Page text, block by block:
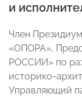
и
Член
«ОПОРА»,
РОССИИ» по
историко-
Управляющий